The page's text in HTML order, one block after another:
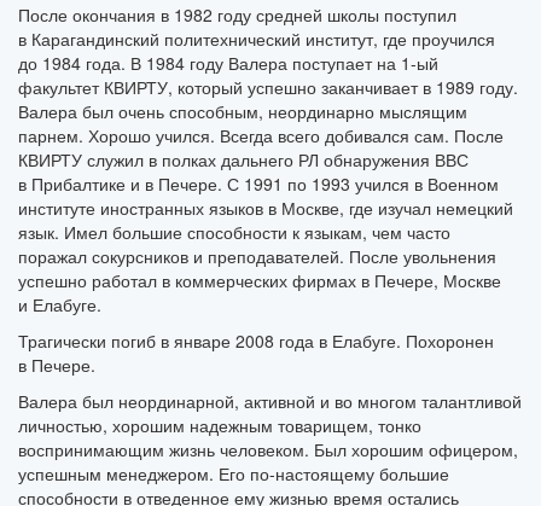
После окончания в 1982 году средней школы поступил
в Карагандинский политехнический институт, где проучился
до 1984 года. В 1984 году Валера поступает на 1-ый
факультет КВИРТУ, который успешно заканчивает в 1989 году.
Валера был очень способным, неординарно мыслящим
парнем. Хорошо учился. Всегда всего добивался сам. После
КВИРТУ служил в полках дальнего РЛ обнаружения ВВС
в Прибалтике и в Печере. С 1991 по 1993 учился в Военном
институте иностранных языков в Москве, где изучал немецкий
язык. Имел большие способности к языкам, чем часто
поражал сокурсников и преподавателей. После увольнения
успешно работал в коммерческих фирмах в Печере, Москве
и Елабуге.
Трагически погиб в январе 2008 года в Елабуге. Похоронен
в Печере.
Валера был неординарной, активной и во многом талантливой
личностью, хорошим надежным товарищем, тонко
воспринимающим жизнь человеком. Был хорошим офицером,
успешным менеджером. Его по-настоящему большие
способности в отведенное ему жизнью время остались